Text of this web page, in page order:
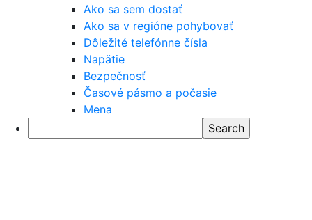
Ako sa sem dostať
Ako sa v regióne pohybovať
Dôležité telefónne čísla
Napätie
Bezpečnosť
Časové pásmo a počasie
Mena